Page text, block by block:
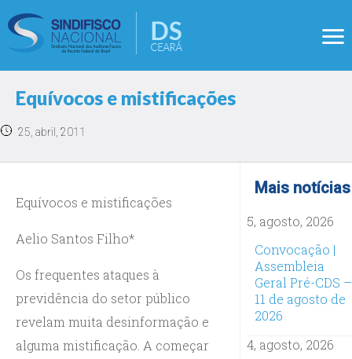
Equívocos e mistificações
25, abril, 2011
Equívocos e mistificações
Aelio Santos Filho*
Os frequentes ataques à
previdência do setor público
revelam muita desinformação e
alguma mistificação. A começar
Mais notícias
5, agosto, 2026
Convocação |
Assembleia
Geral Pré-CDS –
11 de agosto de
2026
4, agosto, 2026